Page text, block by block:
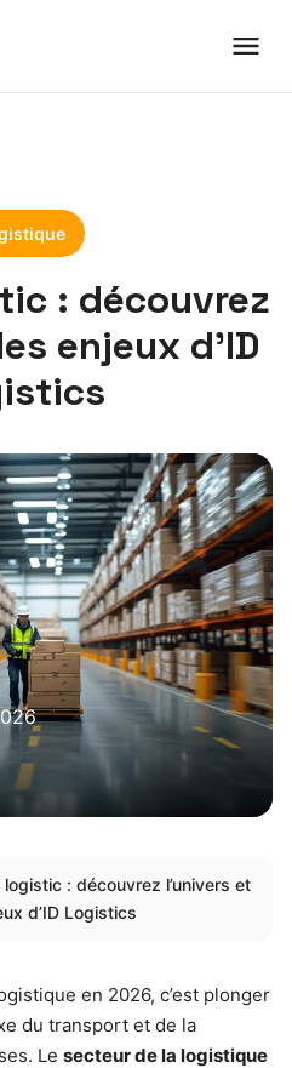
: découvrez
enjeux d’ID
: découvrez l’univers et
d’ID Logistics
en 2026, c’est plonger
du transport et de la
Le secteur de la logistique